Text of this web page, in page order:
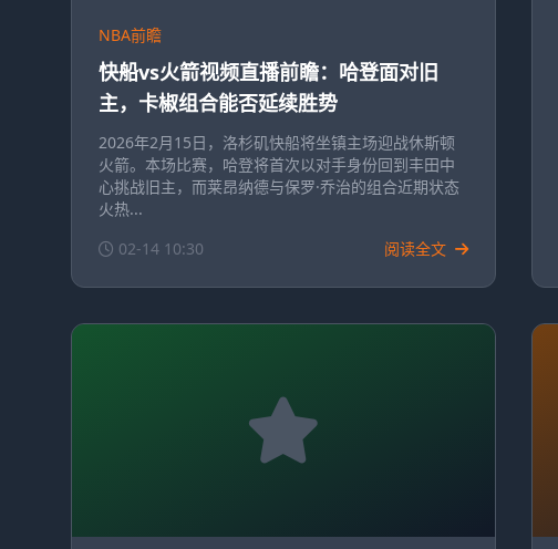
NBA前瞻
快船vs火箭视频直播前瞻：哈登面对旧
主，卡椒组合能否延续胜势
2026年2月15日，洛杉矶快船将坐镇主场迎战休斯顿
火箭。本场比赛，哈登将首次以对手身份回到丰田中
心挑战旧主，而莱昂纳德与保罗·乔治的组合近期状态
火热...
02-14 10:30
阅读全文